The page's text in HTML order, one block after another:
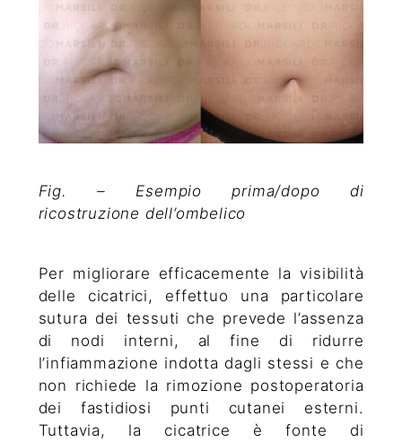
Fig. – Esempio prima/dopo di
ricostruzione dell’ombelico
Per migliorare efficacemente la visibilità
delle cicatrici, effettuo una particolare
sutura dei tessuti che prevede l’assenza
di nodi interni, al fine di ridurre
l’infiammazione indotta dagli stessi e che
non richiede la rimozione postoperatoria
dei fastidiosi punti cutanei esterni.
Tuttavia, la cicatrice è fonte di